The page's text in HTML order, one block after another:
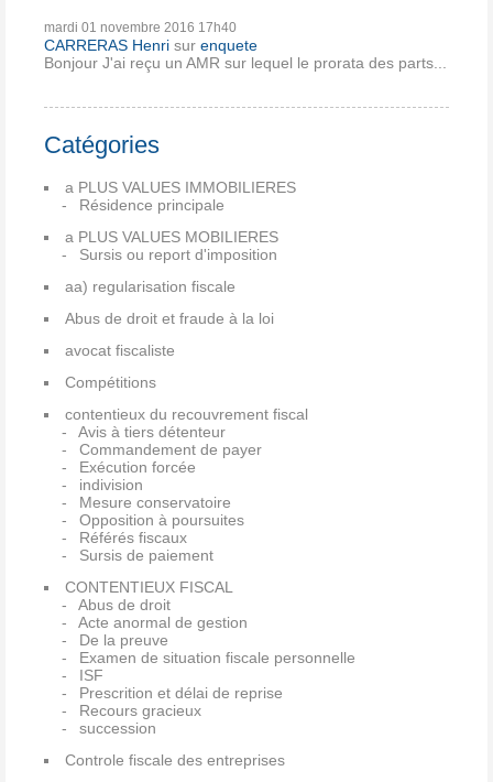
mardi 01 novembre 2016 17h40
CARRERAS Henri sur enquete
Bonjour J'ai reçu un AMR sur lequel le prorata des parts...
Catégories
a PLUS VALUES IMMOBILIERES
Résidence principale
a PLUS VALUES MOBILIERES
Sursis ou report d'imposition
aa) regularisation fiscale
Abus de droit et fraude à la loi
avocat fiscaliste
Compétitions
contentieux du recouvrement fiscal
Avis à tiers détenteur
Commandement de payer
Exécution forcée
indivision
Mesure conservatoire
Opposition à poursuites
Référés fiscaux
Sursis de paiement
CONTENTIEUX FISCAL
Abus de droit
Acte anormal de gestion
De la preuve
Examen de situation fiscale personnelle
ISF
Prescrition et délai de reprise
Recours gracieux
succession
Controle fiscale des entreprises